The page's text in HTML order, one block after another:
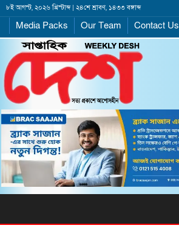
৮ই আগস্ট, ২০২৬ খ্রিস্টাব্দ | ২৪শে শ্রাবণ, ১৪৩৩ বঙ্গাব্দ
Media Packs Our Team Contact Us